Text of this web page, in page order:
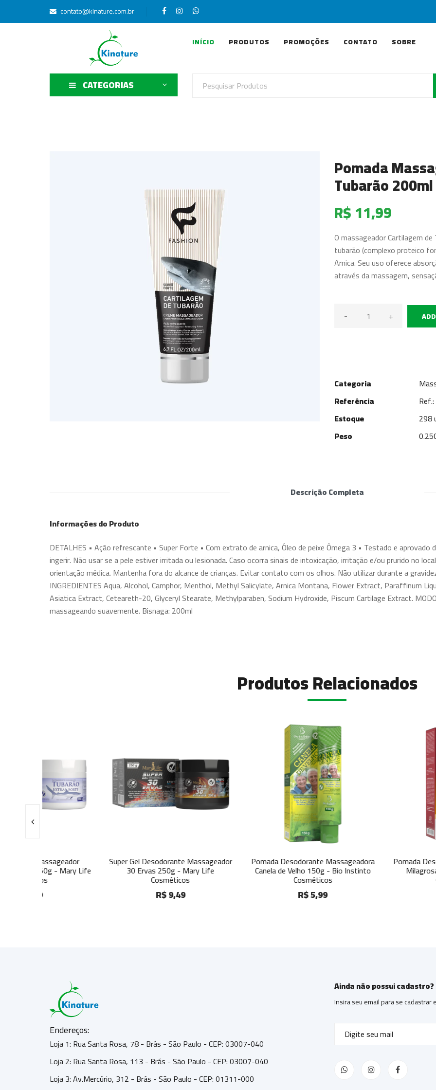
contato@kinature.com.br
INÍCIO PRODUTOS PROMOÇÕES CONTATO SOBRE
CATEGORIAS
Pomada
Tubarão
R$ 11,99
O massageador Cartilagem
tubarão (complexo proteico
Arnica. Seu uso oferece
através da massagem,
- +
Categoria
Referência
Estoque
298
Peso
Descrição Completa
Informações do Produto
DETALHES • Ação refrescante • Super Forte • Com extrato de arnica, Óleo de peixe Ômega 3 • Testado e aprovado
ingerir. Não usar se a pele estiver irritada ou lesionada. Caso ocorra sinais de intoxicação, irritação e/ou prurido no
orientação médica. Mantenha fora do alcance de crianças. Evitar contato com os olhos. Não utilizar durante a
INGREDIENTES Aqua, Alcohol, Camphor, Menthol, Methyl Salicylate, Arnica Montana, Flower Extract, Paraffinum
Asiatica Extract, Ceteareth-20, Glyceryl Stearate, Methylparaben, Sodium Hydroxide, Piscum Cartilage Extract.
massageando suavemente. Bisnaga: 200ml
Produtos Relacionados
Super Gel Desodorante Massageador
30 Ervas 250g - Mary Life
Pomada Desodorante Massageadora
Canela de Velho 150g - Bio Instinto
Pomada Desodorante
Milagrosa 150g - Bio
Cosméticos
Endereços:
Loja 1: Rua Santa Rosa, 78 - Brás - São Paulo - CEP: 03007-040
Loja 2: Rua Santa Rosa, 113 - Brás - São Paulo - CEP: 03007-040
Loja 3: Av.Mercúrio, 312 - Brás - São Paulo - CEP: 01311-000
Ainda não possui cadastro?
Insira seu email para se cadastrar